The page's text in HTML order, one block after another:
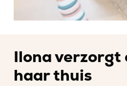
Ilona verzorgt
haar thuis